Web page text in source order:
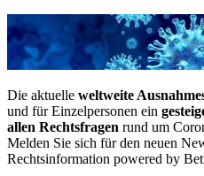
Die aktuelle weltweite
und für Einzelpersonen ein
allen Rechtsfragen rund um
Melden Sie sich für den neuen
Rechtsinformation powered by